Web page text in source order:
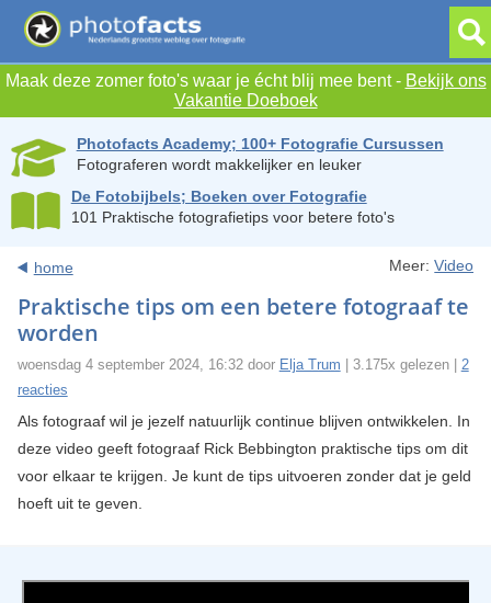
Maak deze zomer foto's waar je écht blij mee bent - Bekijk ons
Vakantie Doeboek
Photofacts Academy; 100+ Fotografie Cursussen
Fotograferen wordt makkelijker en leuker
De Fotobijbels; Boeken over Fotografie
101 Praktische fotografietips voor betere foto's
home Meer:Video
Praktische tips om een betere fotograaf te
worden
woensdag 4 september 2024, 16:32 door Elja Trum | 3.175x gelezen | 2
reacties
Als fotograaf wil je jezelf natuurlijk continue blijven ontwikkelen. In
deze video geeft fotograaf Rick Bebbington praktische tips om dit
voor elkaar te krijgen. Je kunt de tips uitvoeren zonder dat je geld
hoeft uit te geven.